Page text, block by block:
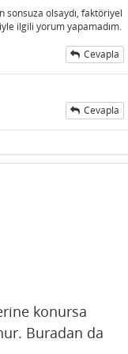
sonsuza olsaydı, faktöriyel
ilgili yorum yapamadım.
Cevapla
Cevapla
konursa
Buradan da